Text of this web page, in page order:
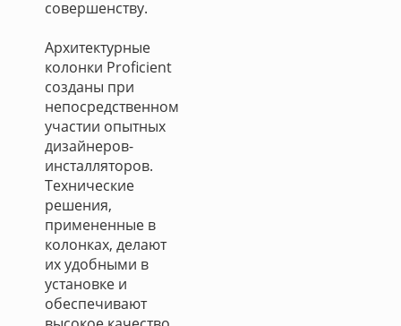
совершенству.
Архитектурные
колонки Proficient
созданы при
непосредственном
участии опытных
дизайнеров-
инсталляторов.
Технические
решения,
примененные в
колонках, делают
их удобными в
установке и
обеспечивают